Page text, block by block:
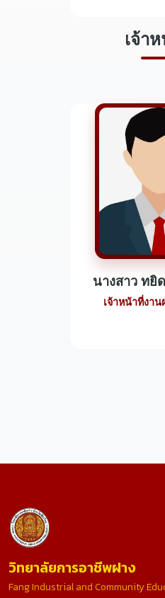
เจ้า
นางสาว ทยิ
เจ้าหน้าที่งาน
วิทยาลัยการอาชีพฝาง
Fang Industrial and Community